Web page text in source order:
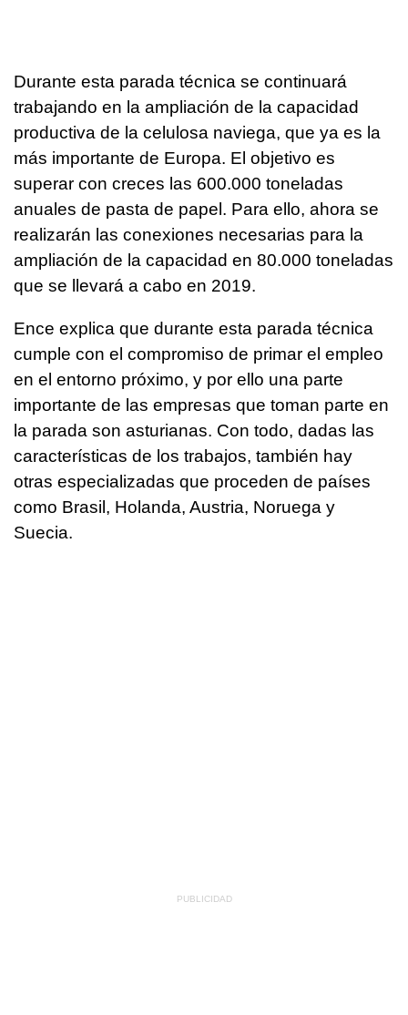
Durante esta parada técnica se continuará
trabajando en la ampliación de la capacidad
productiva de la celulosa naviega, que ya es la
más importante de Europa. El objetivo es
superar con creces las 600.000 toneladas
anuales de pasta de papel. Para ello, ahora se
realizarán las conexiones necesarias para la
ampliación de la capacidad en 80.000 toneladas
que se llevará a cabo en 2019.
Ence explica que durante esta parada técnica
cumple con el compromiso de primar el empleo
en el entorno próximo, y por ello una parte
importante de las empresas que toman parte en
la parada son asturianas. Con todo, dadas las
características de los trabajos, también hay
otras especializadas que proceden de países
como Brasil, Holanda, Austria, Noruega y
Suecia.